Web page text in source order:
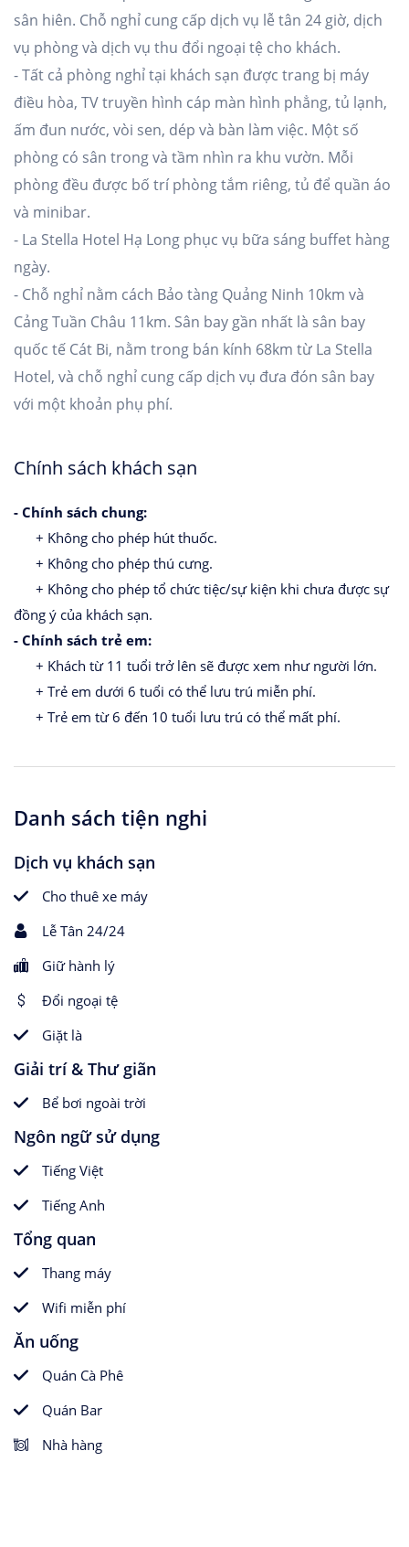
sân hiên. Chỗ nghỉ cung cấp dịch vụ lễ tân 24 giờ, dịch
vụ phòng và dịch vụ thu đổi ngoại tệ cho khách.
- Tất cả phòng nghỉ tại khách sạn được trang bị máy
điều hòa, TV truyền hình cáp màn hình phẳng, tủ lạnh,
ấm đun nước, vòi sen, dép và bàn làm việc. Một số
phòng có sân trong và tầm nhìn ra khu vườn. Mỗi
phòng đều được bố trí phòng tắm riêng, tủ để quần áo
và minibar.
- La Stella Hotel Hạ Long phục vụ bữa sáng buffet hàng
ngày.
- Chỗ nghỉ nằm cách Bảo tàng Quảng Ninh 10km và
Cảng Tuần Châu 11km. Sân bay gần nhất là sân bay
quốc tế Cát Bi, nằm trong bán kính 68km từ La Stella
Hotel, và chỗ nghỉ cung cấp dịch vụ đưa đón sân bay
với một khoản phụ phí.
Chính sách khách sạn
- Chính sách chung:
+ Không cho phép hút thuốc.
+ Không cho phép thú cưng.
+ Không cho phép tổ chức tiệc/sự kiện khi chưa được sự
đồng ý của khách sạn.
- Chính sách trẻ em:
+ Khách từ 11 tuổi trở lên sẽ được xem như người lớn.
+ Trẻ em dưới 6 tuổi có thể lưu trú miễn phí.
+ Trẻ em từ 6 đến 10 tuổi lưu trú có thể mất phí.
Danh sách tiện nghi
Dịch vụ khách sạn
Cho thuê xe máy
Lễ Tân 24/24
Giữ hành lý
Đổi ngoại tệ
Giặt là
Giải trí & Thư giãn
Bể bơi ngoài trời
Ngôn ngữ sử dụng
Tiếng Việt
Tiếng Anh
Tổng quan
Thang máy
Wifi miễn phí
Ăn uống
Quán Cà Phê
Quán Bar
Nhà hàng